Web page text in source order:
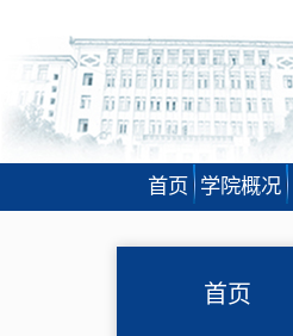
首页 学院概况
首页